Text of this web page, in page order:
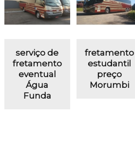
serviço de
fretamento
eventual
Água
Funda
fretamento
estudantil
preço
Morumbi